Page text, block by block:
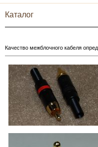
Каталог
Качество межблочного кабеля